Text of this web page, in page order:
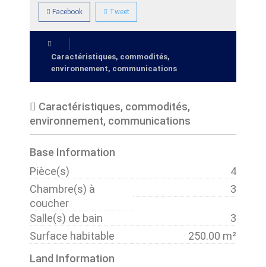
Facebook Tweet
Caractéristiques, commodités,
environnement, communications
Caractéristiques, commodités,
environnement, communications
Base Information
Pièce(s)
4
Chambre(s) à
coucher
3
Salle(s) de bain
3
Surface habitable
250.00 m²
Land Information